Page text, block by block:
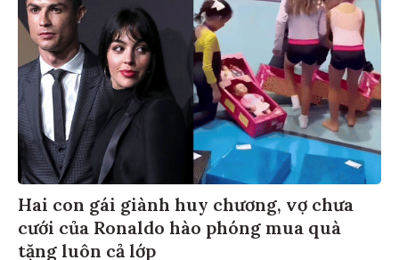
Hai con gái giành huy chương, vợ chưa
cưới của Ronaldo hào phóng mua quà
tặng luôn cả lớp